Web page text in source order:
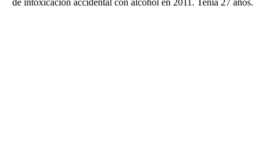
de intoxicación accidental con alcohol en 2011. Tenía 27 años.